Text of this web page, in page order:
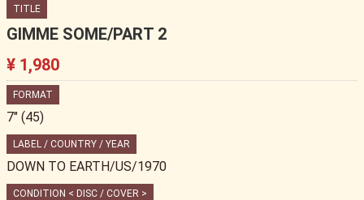
TITLE
GIMME SOME/PART 2
¥ 1,980
FORMAT
7" (45)
LABEL / COUNTRY / YEAR
DOWN TO EARTH/US/1970
CONDITION < DISC / COVER >